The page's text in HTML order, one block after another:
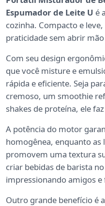
Espumador de Leite U é
cozinha. Compacto e
praticidade sem abrir
Com seu design
que você misture e
rápida e eficiente. Seja
cremoso, um smoothie
shakes de proteína, ele
A potência do motor
homogênea, enquanto as
promovem uma textura
criar bebidas de barista
impressionando amigos e
Outro grande benefício é